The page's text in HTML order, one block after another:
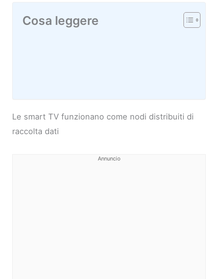
Cosa leggere
Le smart TV funzionano come nodi distribuiti di
raccolta dati
Annuncio